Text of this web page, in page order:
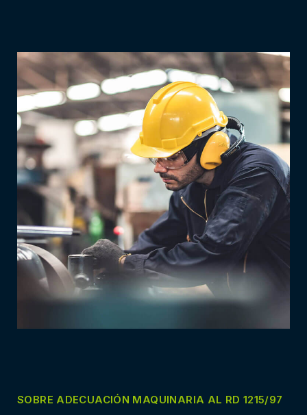
SOBRE ADECUACIÓN MAQUINARIA AL RD 1215/97